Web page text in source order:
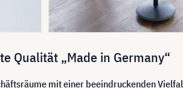
Qualität „Made in Germany“
mit einer beeindruckenden